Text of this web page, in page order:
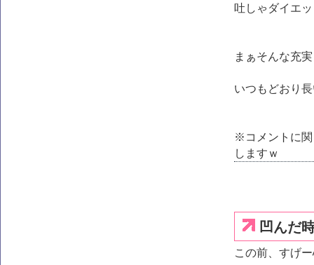
吐しゃダイエ
まぁそんな充
いつもどおり
※コメントに関
しますｗ
凹んだ
この前、すげ